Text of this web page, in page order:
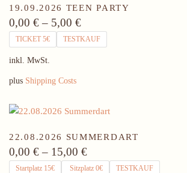
19.09.2026 TEEN PARTY
0,00 €– 5,00 €
TICKET 5€ TESTKAUF
inkl. MwSt.
plus Shipping Costs
22.08.2026 SUMMERDART
0,00 €– 15,00 €
Startplatz 15€ Sitzplatz 0€ TESTKAUF